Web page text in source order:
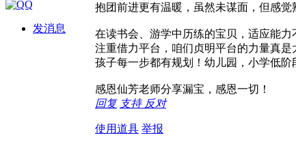
发消息
抱团前进更有温暖，虽然未谋面，但感觉
在读书会、游学中历练的宝贝，适应能力
注重借力平台，咱们贞明平台的力量真是
孩子每一步都有规划！幼儿园，小学低阶
感恩仙芳老师分享漏宝，感恩一切！
回复 支持 反对
使用道具 举报